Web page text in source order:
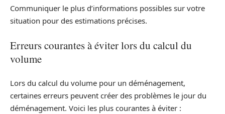
Communiquer le plus d’informations possibles sur votre
situation pour des estimations précises.
Erreurs courantes à éviter lors du calcul du
volume
Lors du calcul du volume pour un déménagement,
certaines erreurs peuvent créer des problèmes le jour du
déménagement. Voici les plus courantes à éviter :